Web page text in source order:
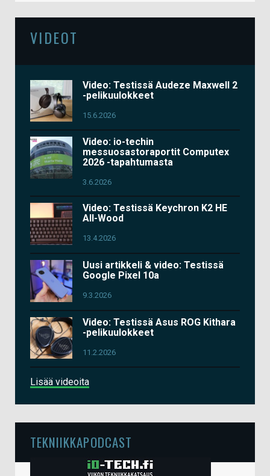
VIDEOT
Video: Testissä Audeze Maxwell 2
-pelikuulokkeet
15.6.2026
Video: io-techin
messuosastoraportit Computex
2026 -tapahtumasta
3.6.2026
Video: Testissä Keychron K2 HE
All-Wood
13.4.2026
Uusi artikkeli & video: Testissä
Google Pixel 10a
9.3.2026
Video: Testissä Asus ROG Kithara
-pelikuulokkeet
11.2.2026
Lisää videoita
TEKNIIKKAPODCAST